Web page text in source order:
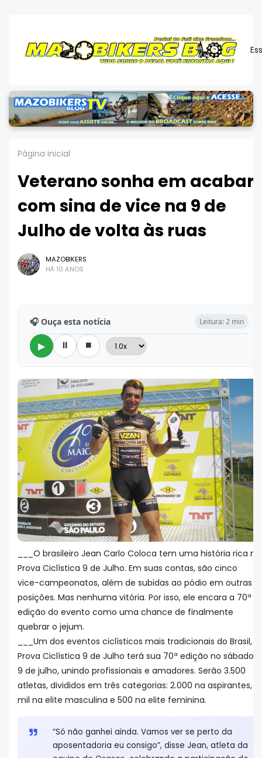
Página inicial
Veterano sonha em acabar
com sina de vice na 9 de
Julho de volta às ruas
MAZOBIKERS
HÁ 10 ANOS
🎧 Ouça esta notícia Leitura: 2 min
▶ ⏸ ⏹
___O brasileiro Jean Carlo Coloca tem uma história rica na
Prova Ciclística 9 de Julho. Em suas contas, são cinco
vice-campeonatos, além de subidas ao pódio em outras
posições. Mas nenhuma vitória. Por isso, ele encara a 70ª
edição do evento como uma chance de finalmente
quebrar o jejum.
___Um dos eventos ciclísticos mais tradicionais do Brasil, a
Prova Ciclística 9 de Julho terá sua 70ª edição no sábado
9 de julho, unindo profissionais e amadores. Serão 3.500
atletas, divididos em três categorias: 2.000 na aspirantes,
mil na elite masculina e 500 na elite feminina.
“Só não ganhei ainda. Vamos ver se perto da
aposentadoria eu consigo”, disse Jean, atleta da